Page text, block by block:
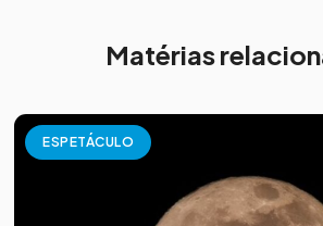
Matérias
ESPETÁCULO